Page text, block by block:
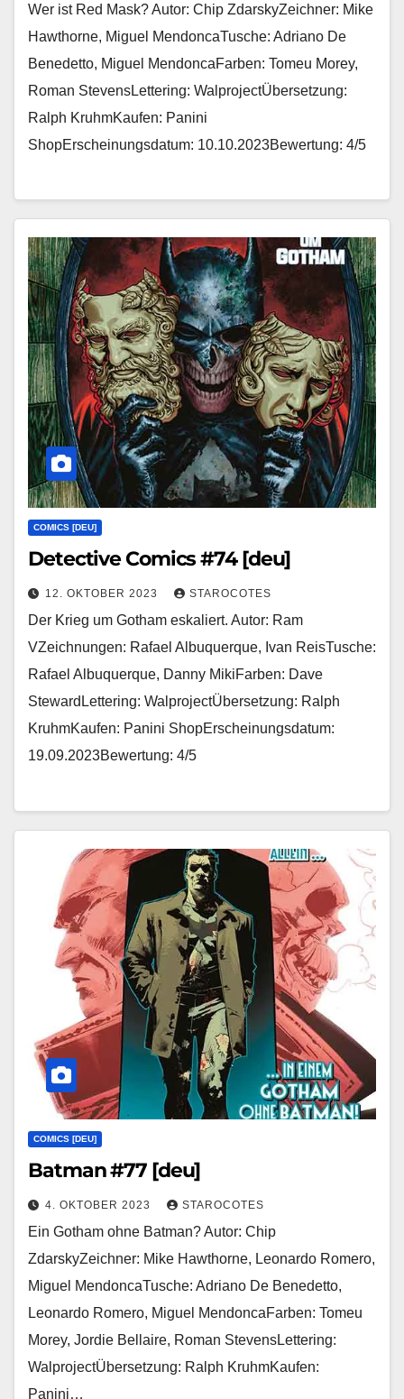
Wer ist Red Mask? Autor: Chip ZdarskyZeichner: Mike
Hawthorne, Miguel MendoncaTusche: Adriano De
Benedetto, Miguel MendoncaFarben: Tomeu Morey,
Roman StevensLettering: WalprojectÜbersetzung:
Ralph KruhmKaufen: Panini
ShopErscheinungsdatum: 10.10.2023Bewertung: 4/5
COMICS [DEU]
Detective Comics #74 [deu]
12. OKTOBER 2023 STAROCOTES
Der Krieg um Gotham eskaliert. Autor: Ram
VZeichnungen: Rafael Albuquerque, Ivan ReisTusche:
Rafael Albuquerque, Danny MikiFarben: Dave
StewardLettering: WalprojectÜbersetzung: Ralph
KruhmKaufen: Panini ShopErscheinungsdatum:
19.09.2023Bewertung: 4/5
COMICS [DEU]
Batman #77 [deu]
4. OKTOBER 2023 STAROCOTES
Ein Gotham ohne Batman? Autor: Chip
ZdarskyZeichner: Mike Hawthorne, Leonardo Romero,
Miguel MendoncaTusche: Adriano De Benedetto,
Leonardo Romero, Miguel MendoncaFarben: Tomeu
Morey, Jordie Bellaire, Roman StevensLettering:
WalprojectÜbersetzung: Ralph KruhmKaufen:
Panini…